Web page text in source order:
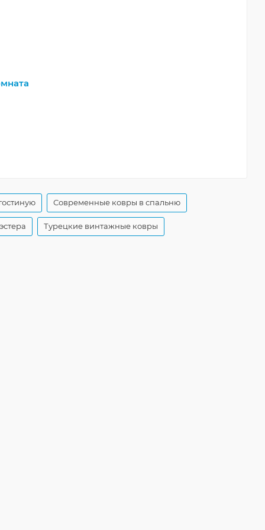
Современные ковры в спальню
Турецкие винтажные ковры